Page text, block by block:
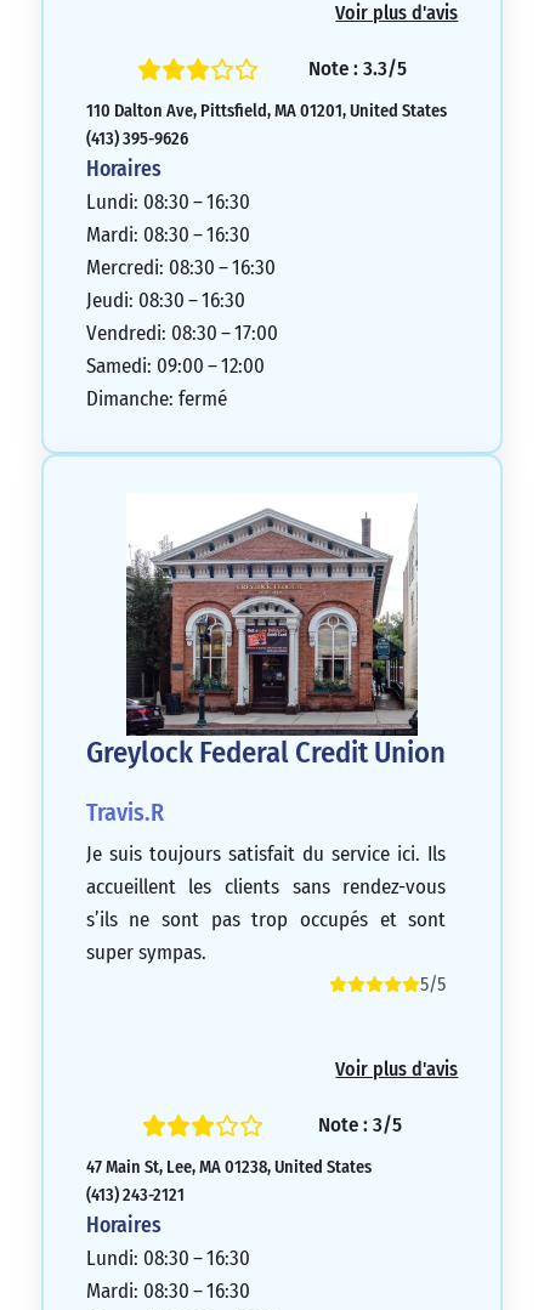
sans argent est une spécialité de cette
banque. Toutefois, la succursale de South
êtes prêt à faire tout le trajet.
Voir plus d'avis
Note : 3.3/5
110 Dalton Ave, Pittsfield, MA 01201, United States
(413) 395-9626
Horaires
Lundi: 08:30 – 16:30
Mardi: 08:30 – 16:30
Mercredi: 08:30 – 16:30
Jeudi: 08:30 – 16:30
Vendredi: 08:30 – 17:00
Samedi: 09:00 – 12:00
Dimanche: fermé
Greylock Federal Credit Union
Travis.R
Je suis toujours satisfait du service ici. Ils
accueillent les clients sans rendez-vous
s’ils ne sont pas trop occupés et sont
super sympas.
5/5
Voir plus d'avis
Note : 3/5
47 Main St, Lee, MA 01238, United States
(413) 243-2121
Horaires
Lundi: 08:30 – 16:30
Mardi: 08:30 – 16:30